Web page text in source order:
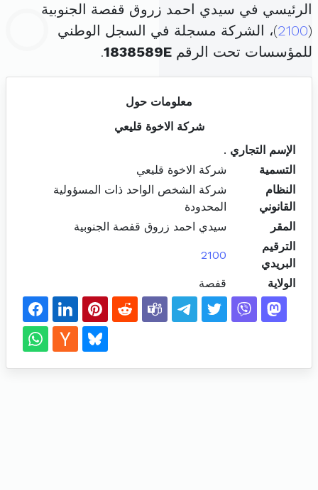
الرئيسي في سيدي احمد زروق قفصة الجنوبية
(
2100)، الشركة مسجلة في السجل الوطني
للمؤسسات تحت الرقم 1838589E
.
معلومات حول
شركة الاخوة قليعي
الإسم التجاري .
التسمية
شركة الاخوة قليعي
النظام
القانوني
شركة الشخص الواحد ذات المسؤولية
المحدودة
المقر
سيدي احمد زروق قفصة الجنوبية
الترقيم
البريدي
2100
الولاية قفصة